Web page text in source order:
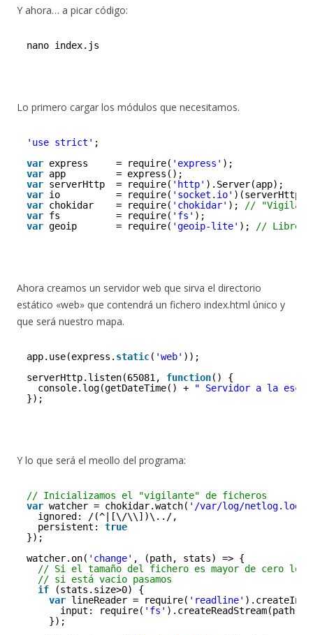
Y ahora… a picar código:
nano index.js
Lo primero cargar los módulos que necesitamos.
'use strict' ;
var express     = require( 'express' );
var app         = express();
var serverHttp  = require( 'http' ).Server(app);
var io          = require( 'socket.io' )(serverHttp);
var chokidar    = require( 'chokidar' );
//
var fs          = require( 'fs' );
var geoip       = require( 'geoip-lite' ); //
Ahora creamos un servidor web que sirva el directorio
estático «web» que contendrá un fichero index.html único y
que será nuestro mapa.
app.use(express. static( 'web' ));
serverHttp.listen(65081, function() {
console.log(getDateTime() +
" Servidor a la
});
Y lo que será el meollo del programa:
// Inicializamos el "vigilante" de ficheros
var watcher = chokidar.watch( '/var/log/netlog.log'
ignored: /(^|[\/\\])\../,
persistent: true
});
watcher.on( 'change' , (path, stats) => {
// Si el tamaño del fichero es mayor de cero lo
// si está vacio pasamos
if
(stats.size>0) {
var lineReader = require( 'readline'
input: require( 'fs' ).createReadStream(path)
});